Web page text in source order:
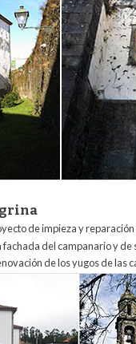
de impieza y
fachada del campanario y
de los yugos de las